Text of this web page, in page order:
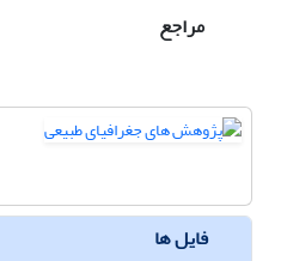
مراجع
فایل ها